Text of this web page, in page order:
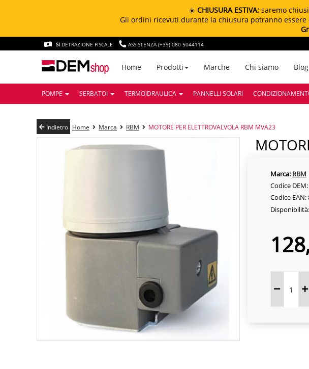
☀️ CHIUSURA ESTIVA: saremo chiusi
Gli ordini ricevuti durante la chiusura potranno essere
SI DETRAZIONE FISCALE ASSISTENZA (+39) 080 5044114
Home Prodotti Marche Chi siamo Blog
POMPE SERBATOI TERMOIDRAULICA PANNELLI SOLARI
Indietro Home Marca RBM MOTORE PER ELETTROVALVOLA RBM MVA23
Marca: RBM
Codice
Codice EAN:
Disponibilità: